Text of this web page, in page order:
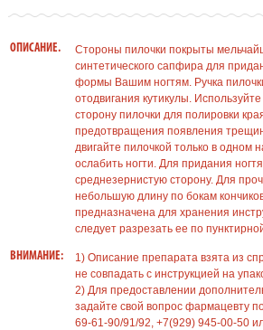
ОПИСАНИЕ.
Стороны пилочки покрыты
синтетического сапфира для
формы Вашим ногтям. Ручка
отодвигания кутикулы.
сторону пилочки для полировки
предотвращения появления
двигайте пилочкой только в одном
ослабить ногти. Для придания
среднезернистую сторону. Для
небольшую длину по бокам
предназначена для хранения
следует разрезать ее по
ВНИМАНИЕ:
1) Описание препарата взята из
не совпадать с инструкцией на
2) Для предоставлении
задайте свой вопрос фармацевту
69-61-90/91/92, +7(929) 945-00-50